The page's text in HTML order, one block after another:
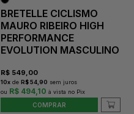
BRETELLE CICLISMO
MAURO RIBEIRO HIGH
PERFORMANCE
EVOLUTION MASCULINO
R$ 549,00
10x de R$ 54,90 sem juros
R$ 494,10
COMPRAR